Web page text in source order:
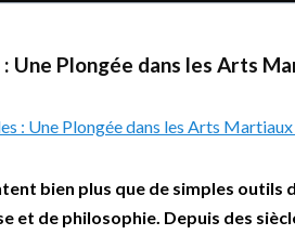
Plongée dans les Arts
bien plus que de simples outils
et de philosophie. Depuis des